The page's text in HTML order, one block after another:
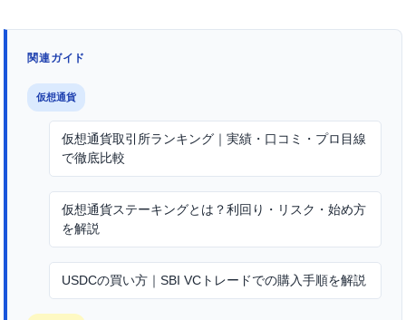
関連ガイド
仮想通貨
仮想通貨取引所ランキング｜実績・口コミ・プロ目線
で徹底比較
仮想通貨ステーキングとは？利回り・リスク・始め方
を解説
USDCの買い方｜SBI VCトレードでの購入手順を解説